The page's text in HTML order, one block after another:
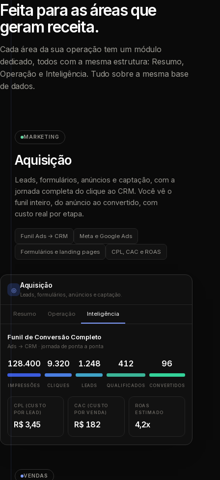
Feita para as áreas que
geram receita.
Cada área da sua operação tem um módulo
dedicado, todos com a mesma estrutura: Resumo,
Operação e Inteligência. Tudo sobre a mesma base
de dados.
MARKETING
Aquisição
Leads, formulários, anúncios e captação, com a
jornada completa do clique ao CRM. Você vê o
funil inteiro, do anúncio ao convertido, com
custo real por etapa.
Funil Ads → CRM Meta e Google Ads
Formulários e landing pages CPL, CAC e ROAS
◎
Aquisição
Leads, formulários, anúncios e captação.
Resumo Operação Inteligência
Funil de Conversão Completo
Ads → CRM · jornada de ponta a ponta
128.400
IMPRESSÕES
9.320
CLIQUES
1.248
LEADS
412
QUALIFICADOS
96
CONVERTIDOS
CPL (CUSTO
POR LEAD)
R$ 3,45
CAC (CUSTO
POR VENDA)
R$ 182
ROAS
ESTIMADO
4,2x
VENDAS